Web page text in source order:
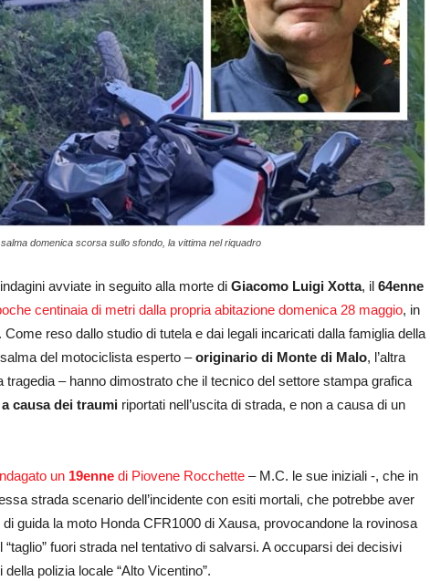
domenica scorsa sullo sfondo, la vittima nel riquadro
avviate in seguito alla morte di Giacomo Luigi Xotta, il 64enne
centinaia di metri dalla propria abitazione domenica 28 maggio, in
Come reso dallo studio di tutela e dai legali incaricati dalla famiglia della
del motociclista esperto –originario di Monte di Malo, l’altra
tragedia – hanno dimostrato che il tecnico del settore stampa grafica
causa dei traumi riportati nell’uscita di strada, e non a causa di un
un 19enne di Piovene Rocchette – M.C. le sue iniziali -, che in
strada scenario dell’incidente con esiti mortali, che potrebbe aver
di guida la moto Honda CFR1000 di Xausa, provocandone la rovinosa
fuori strada nel tentativo di salvarsi. A occuparsi dei decisivi
polizia locale “Alto Vicentino”.